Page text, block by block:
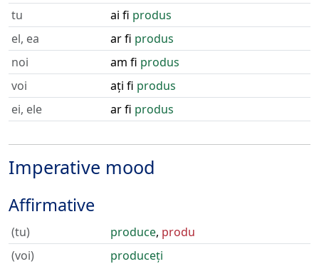
tu
ai fi produs
el, ea
ar fi produs
noi
am fi produs
voi
ați fi produs
ei, ele
ar fi produs
Imperative mood
Affirmative
(tu) produce, produ
(voi)
produceți